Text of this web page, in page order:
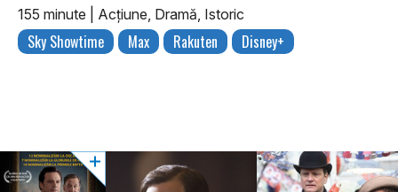
155 minute
Acţiune, Dramă, Istoric
Sky Showtime Max Rakuten Disney+